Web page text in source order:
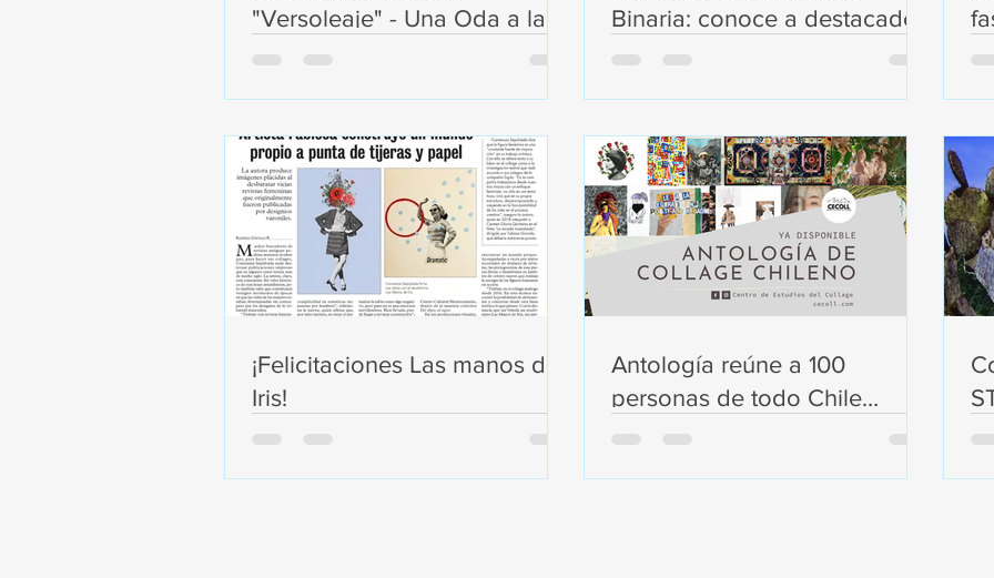
"Versoleaje" - Una Oda a la
Binaria: conoce a destacades
¡Felicitaciones Las manos de
Iris!
Antología reúne a 100
personas de todo Chile